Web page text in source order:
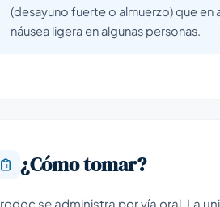
(desayuno fuerte o almuerzo) que
náusea ligera en algunas personas.
¿Cómo tomar?
se administra por vía oral. La